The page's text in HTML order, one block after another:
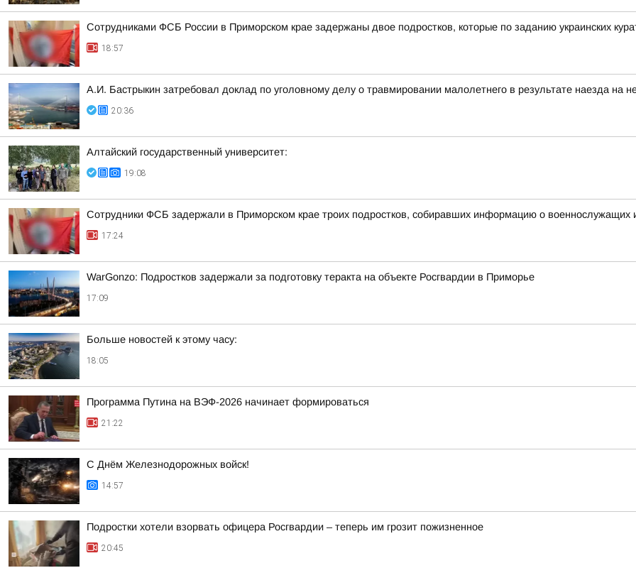
Сотрудниками ФСБ России в Приморском крае задержаны двое подростков, которые по заданию украинских
18:57
А.И. Бастрыкин затребовал доклад по уголовному делу о травмировании малолетнего в результате наезда на
20:36
Алтайский государственный университет:
19:08
Сотрудники ФСБ задержали в Приморском крае троих подростков, собиравших информацию о военнослужащих
17:24
WarGonzo: Подростков задержали за подготовку теракта на объекте Росгвардии в Приморье
17:09
Больше новостей к этому часу:
18:05
Программа Путина на ВЭФ-2026 начинает формироваться
21:22
С Днём Железнодорожных войск!
14:57
Подростки хотели взорвать офицера Росгвардии – теперь им грозит пожизненное
20:45